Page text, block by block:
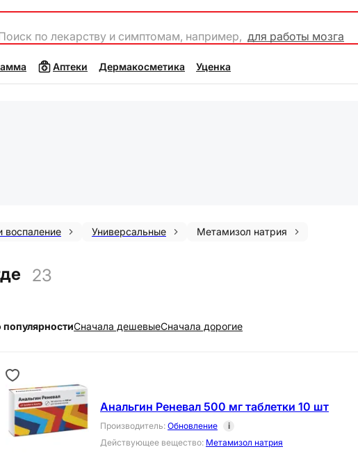
по лекарству и симптомам, например, для работы мозга
Аптеки Дермакосметика Уценка
воспаление Универсальные Метамизол натрия
23
популярностиCначала дешевыеCначала дорогие
Анальгин Реневал 500 мг таблетки 10 шт
Производитель: Обновление
i
Действующее вещество: Метамизол натрия